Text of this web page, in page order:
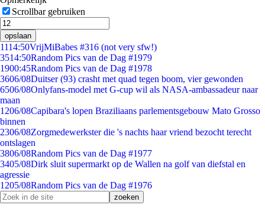
Scrollbar gebruiken
opslaan
1114:50VrijMiBabes #316 (not very sfw!)
3514:50Random Pics van de Dag #1979
1900:45Random Pics van de Dag #1978
3606/08Duitser (93) crasht met quad tegen boom, vier gewonden
6506/08Onlyfans-model met G-cup wil als NASA-ambassadeur naar
maan
1206/08Capibara's lopen Braziliaans parlementsgebouw Mato Grosso
binnen
2306/08Zorgmedewerkster die 's nachts haar vriend bezocht terecht
ontslagen
3806/08Random Pics van de Dag #1977
3405/08Dirk sluit supermarkt op de Wallen na golf van diefstal en
agressie
1205/08Random Pics van de Dag #1976